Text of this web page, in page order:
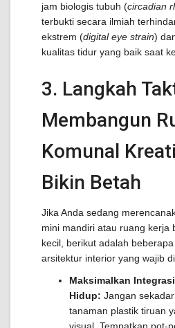
jam biologis tubuh (circadian
terbukti secara ilmiah
ekstrem (digital eye strain)
kualitas tidur yang baik saat
3. Langkah
Membangun
Komunal
Bikin Betah
Jika Anda sedang
mini mandiri atau ruang kerja
kecil, berikut adalah
arsitektur interior yang wajib
Maksimalkan
Hidup: Jangan
tanaman plastik tiruan